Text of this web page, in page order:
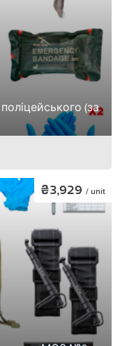
(за
₴3,929 / unit